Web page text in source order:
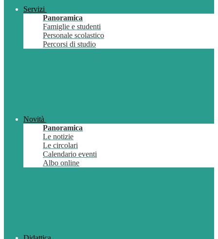
Servizi
Panoramica
Famiglie e studenti
Personale scolastico
Percorsi di studio
Novità
Panoramica
Le notizie
Le circolari
Calendario eventi
Albo online